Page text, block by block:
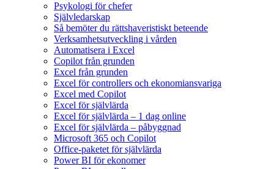
Psykologi för chefer
Självledarskap
Så bemöter du rättshaveristiskt beteende
Verksamhetsutveckling i vården
Automatisera i Excel
Copilot från grunden
Excel från grunden
Excel för controllers och ekonomiansvariga
Excel med Copilot
Excel för självlärda
Excel för självlärda – 1 dag online
Excel för självlärda – påbyggnad
Microsoft 365 och Copilot
Office-paketet för självlärda
Power BI för ekonomer